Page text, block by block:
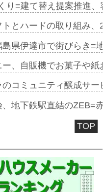
り=建て替え提案推進
トとハードの取り組み
県伊達市で街びらき=
、自販機でお菓子や
のコミュニティ醸成サ
地下鉄駅直結のZEB=
TOP